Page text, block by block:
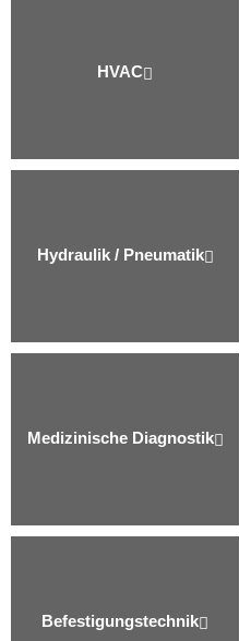
HVAC
Hydraulik / Pneumatik
Medizinische Diagnostik
Befestigungs­technik